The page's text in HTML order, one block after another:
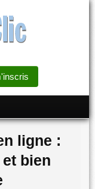
ligne :
bien